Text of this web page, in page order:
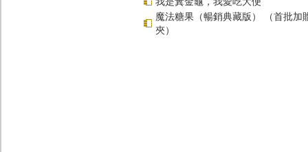
魔法糖果（暢銷典藏版） （首批加
夾）